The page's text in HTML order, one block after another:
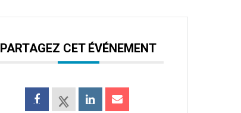
PARTAGEZ CET ÉVÉNEMENT